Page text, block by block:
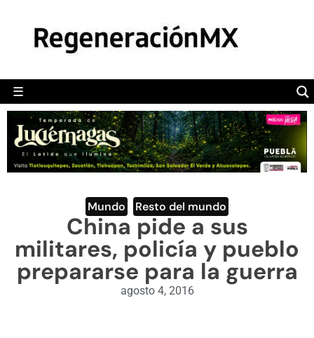
☰
POLÍTICA
CAMALEÓN
OPINIÓN
DEPORTES
ENGLISH SECTION
VIDEOS
Mundo Resto del mundo
China pide a sus
militares, policía y pueblo
prepararse para la guerra
agosto 4, 2016